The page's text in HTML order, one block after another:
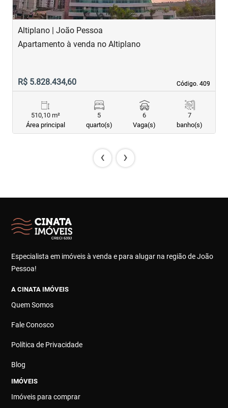
Altiplano | João Pessoa
Código. 409
Código. 409
Apartamento à venda no Altiplano
R$ 5.828.434,60
510,10 m²
Área principal
5
quarto(s)
6
Vaga(s)
7
banho(s)
‹ ›
Especialista em imóveis à venda e para alugar na região de João
Pessoa!
A CINATA IMÓVEIS
Quem Somos
Fale Conosco
Política de Privacidade
Blog
IMÓVEIS
Imóveis para comprar